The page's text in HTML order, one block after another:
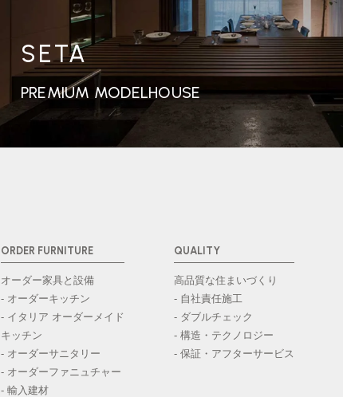
SETA
PREMIUM MODELHOUSE
ORDER FURNITURE
オーダー家具と設備
- オーダーキッチン
- イタリア オーダーメイド
キッチン
- オーダーサニタリー
- オーダーファニュチャー
- 輸入建材
QUALITY
高品質な住まいづくり
- 自社責任施工
- ダブルチェック
- 構造・テクノロジー
- 保証・アフターサービス